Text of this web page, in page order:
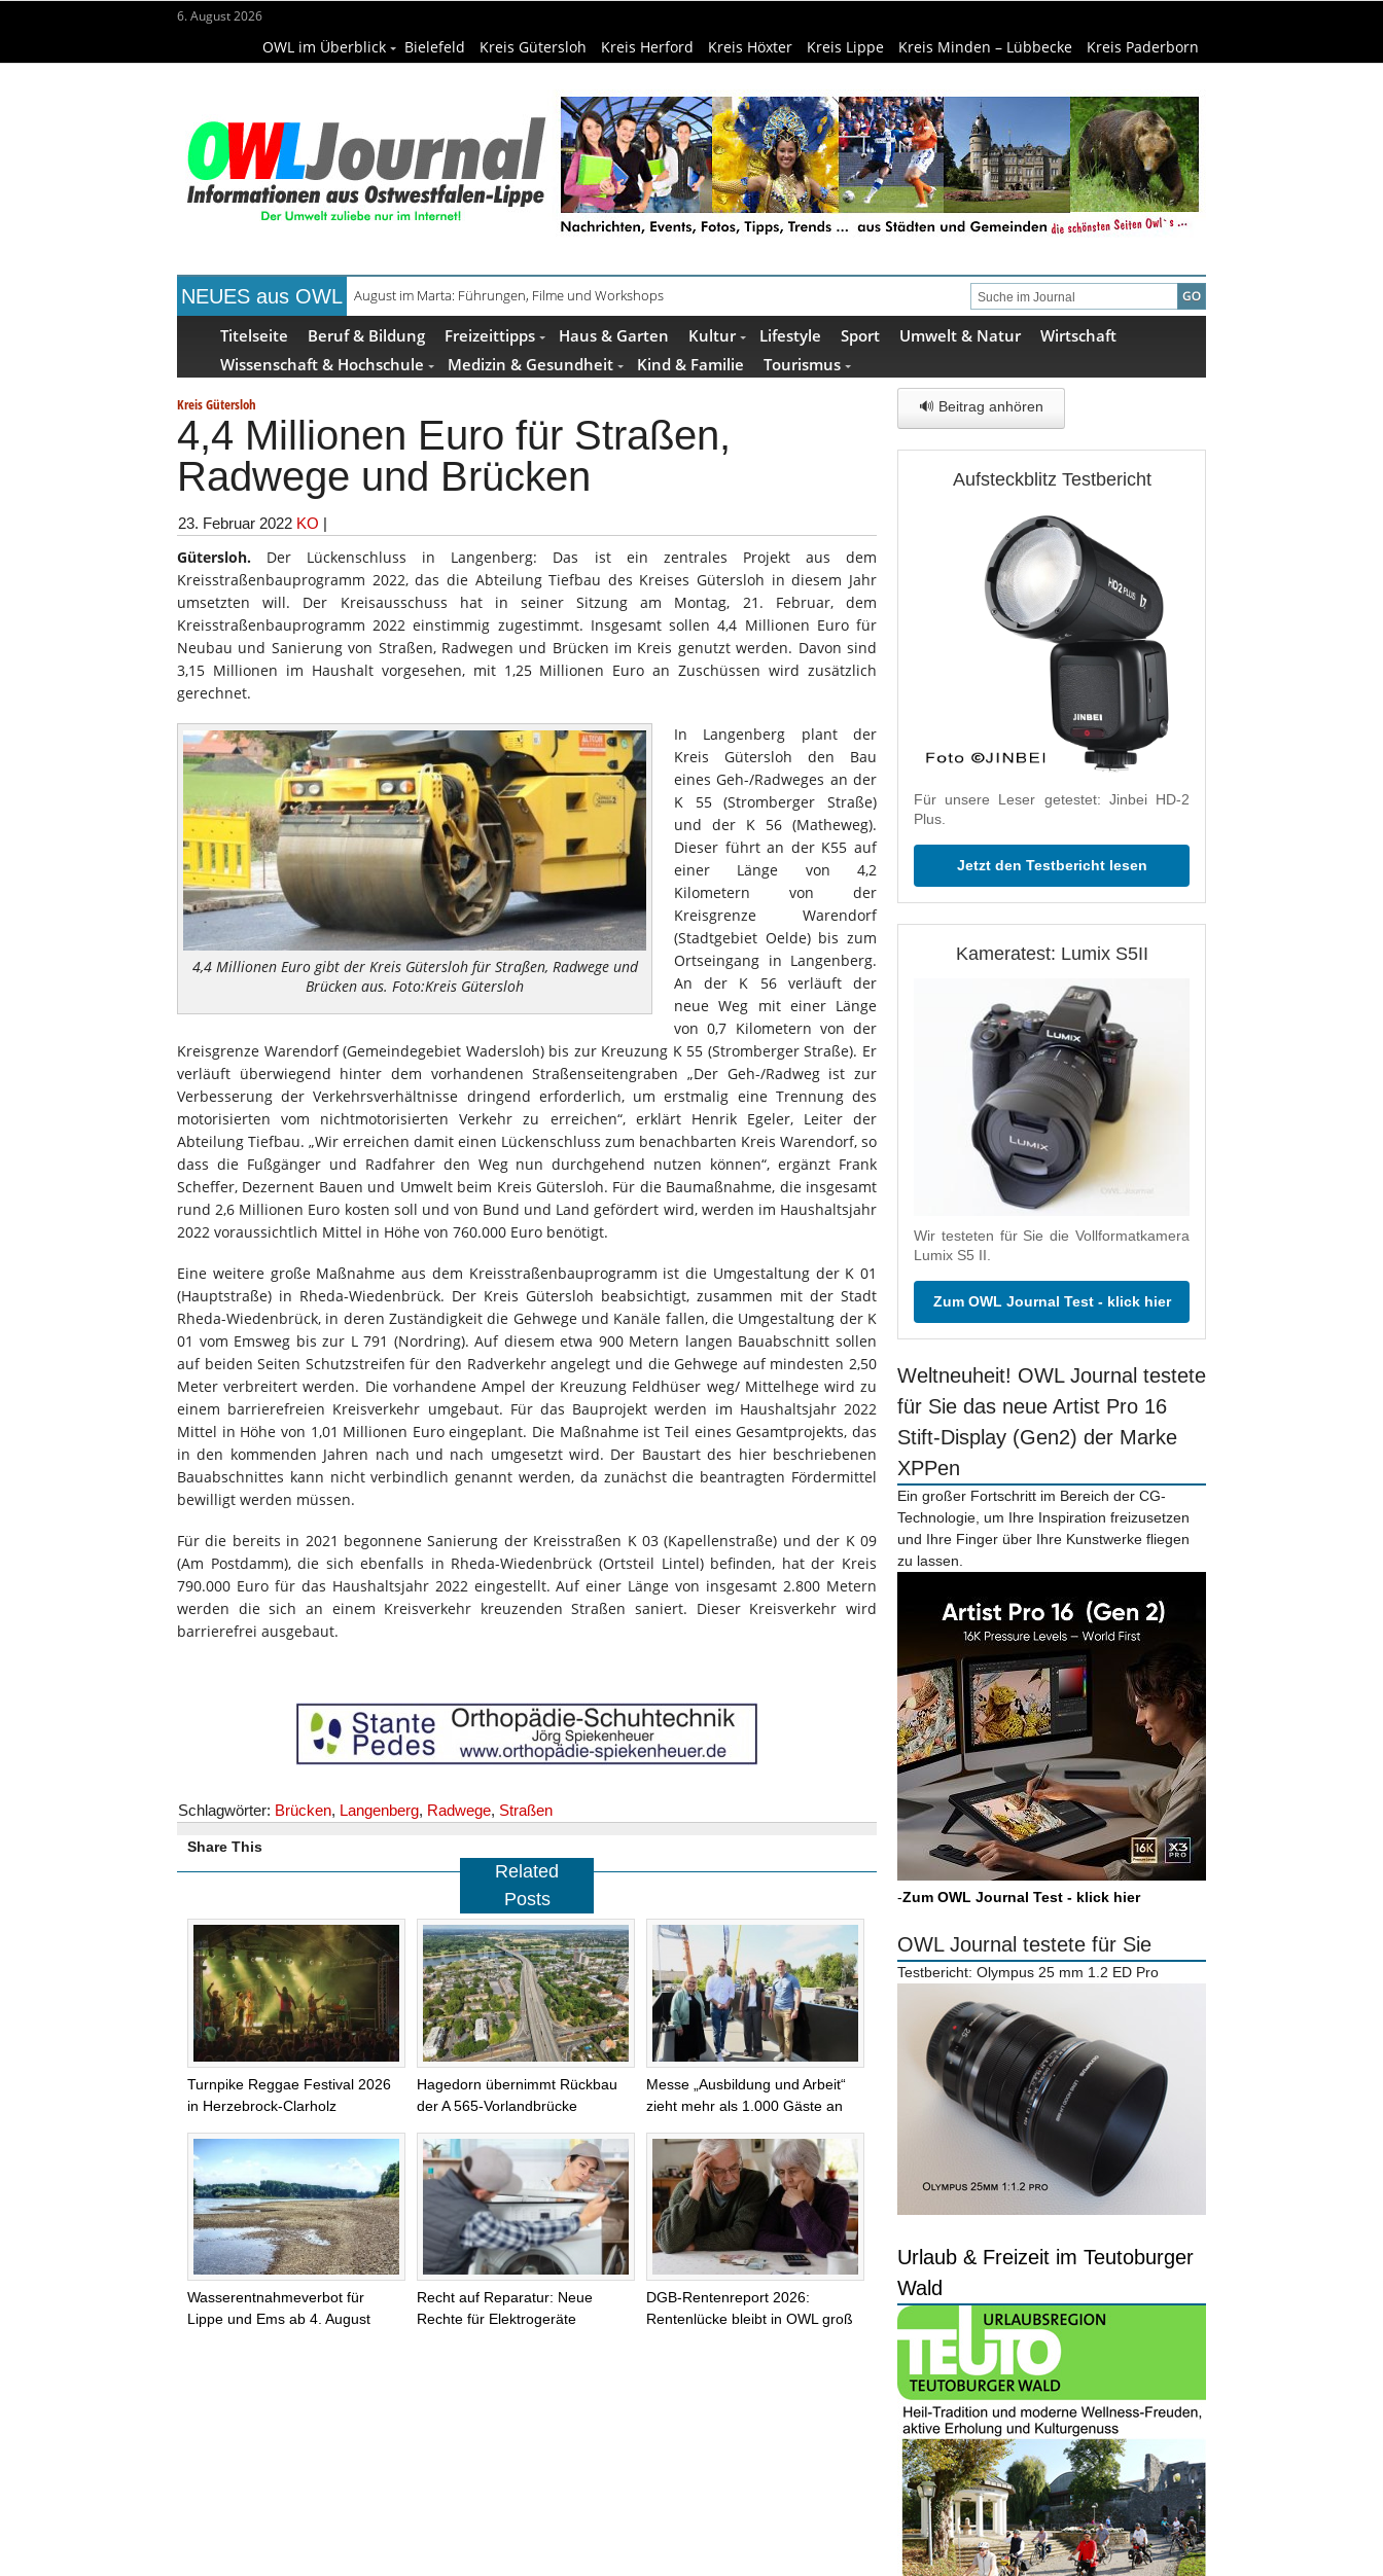
6. August 2026
OWL im Überblick Bielefeld Kreis Gütersloh Kreis Herford Kreis Höxter Kreis Lippe Kreis Minden – Lübbecke Kreis Paderborn
NEUES aus OWL Frühaufsteher-Führung im Mindener Museum am 13. August
Titelseite Beruf & Bildung Freizeittipps Haus & Garten Kultur Lifestyle Sport Umwelt & Natur
Wirtschaft
Wissenschaft & Hochschule
Medizin & Gesundheit Kind & Familie Tourismus
Kreis Gütersloh
4,4 Millionen Euro für Straßen,
Radwege und Brücken
23. Februar 2022 KO |
Gütersloh. Der Lückenschluss in Langenberg: Das ist ein zentrales Projekt aus dem
Kreisstraßenbauprogramm 2022, das die Abteilung Tiefbau des Kreises Gütersloh in diesem Jahr
umsetzten will. Der Kreisausschuss hat in seiner Sitzung am Montag, 21. Februar, dem
Kreisstraßenbauprogramm 2022 einstimmig zugestimmt. Insgesamt sollen 4,4 Millionen Euro für
Neubau und Sanierung von Straßen, Radwegen und Brücken im Kreis genutzt werden. Davon sind
3,15 Millionen im Haushalt vorgesehen, mit 1,25 Millionen Euro an Zuschüssen wird zusätzlich
gerechnet.
4,4 Millionen Euro gibt der Kreis Gütersloh für Straßen, Radwege und
Brücken aus. Foto:Kreis Gütersloh
In Langenberg plant der
Kreis Gütersloh den Bau
eines Geh-/Radweges an der
K 55 (Stromberger Straße)
und der K 56 (Matheweg).
Dieser führt an der K55 auf
einer Länge von 4,2
Kilometern von der
Kreisgrenze Warendorf
(Stadtgebiet Oelde) bis zum
Ortseingang in Langenberg.
An der K 56 verläuft der
neue Weg mit einer Länge
von 0,7 Kilometern von der
Kreisgrenze Warendorf (Gemeindegebiet Wadersloh) bis zur Kreuzung K 55 (Stromberger Straße). Er
verläuft überwiegend hinter dem vorhandenen Straßenseitengraben „Der Geh-/Radweg ist zur
Verbesserung der Verkehrsverhältnisse dringend erforderlich, um erstmalig eine Trennung des
motorisierten vom nichtmotorisierten Verkehr zu erreichen“, erklärt Henrik Egeler, Leiter der
Abteilung Tiefbau. „Wir erreichen damit einen Lückenschluss zum benachbarten Kreis Warendorf, so
dass die Fußgänger und Radfahrer den Weg nun durchgehend nutzen können“, ergänzt Frank
Scheffer, Dezernent Bauen und Umwelt beim Kreis Gütersloh. Für die Baumaßnahme, die insgesamt
rund 2,6 Millionen Euro kosten soll und von Bund und Land gefördert wird, werden im Haushaltsjahr
2022 voraussichtlich Mittel in Höhe von 760.000 Euro benötigt.
Eine weitere große Maßnahme aus dem Kreisstraßenbauprogramm ist die Umgestaltung der K 01
(Hauptstraße) in Rheda-Wiedenbrück. Der Kreis Gütersloh beabsichtigt, zusammen mit der Stadt
Rheda-Wiedenbrück, in deren Zuständigkeit die Gehwege und Kanäle fallen, die Umgestaltung der K
01 vom Emsweg bis zur L 791 (Nordring). Auf diesem etwa 900 Metern langen Bauabschnitt sollen
auf beiden Seiten Schutzstreifen für den Radverkehr angelegt und die Gehwege auf mindesten 2,50
Meter verbreitert werden. Die vorhandene Ampel der Kreuzung Feldhüser weg/ Mittelhege wird zu
einem barrierefreien Kreisverkehr umgebaut. Für das Bauprojekt werden im Haushaltsjahr 2022
Mittel in Höhe von 1,01 Millionen Euro eingeplant. Die Maßnahme ist Teil eines Gesamtprojekts, das
in den kommenden Jahren nach und nach umgesetzt wird. Der Baustart des hier beschriebenen
Bauabschnittes kann nicht verbindlich genannt werden, da zunächst die beantragten Fördermittel
bewilligt werden müssen.
Für die bereits in 2021 begonnene Sanierung der Kreisstraßen K 03 (Kapellenstraße) und der K 09
(Am Postdamm), die sich ebenfalls in Rheda-Wiedenbrück (Ortsteil Lintel) befinden, hat der Kreis
790.000 Euro für das Haushaltsjahr 2022 eingestellt. Auf einer Länge von insgesamt 2.800 Metern
werden die sich an einem Kreisverkehr kreuzenden Straßen saniert. Dieser Kreisverkehr wird
barrierefrei ausgebaut.
Schlagwörter: Brücken, Langenberg, Radwege, Straßen
Share This
Related
Posts
Turnpike Reggae Festival 2026
in Herzebrock-Clarholz
Hagedorn übernimmt Rückbau
der A 565-Vorlandbrücke
Messe „Ausbildung und Arbeit“
zieht mehr als 1.000 Gäste an
Wasserentnahmeverbot für
Lippe und Ems ab 4. August
Recht auf Reparatur: Neue
Rechte für Elektrogeräte
DGB-Rentenreport 2026:
Rentenlücke bleibt in OWL groß
🔊 Beitrag anhören
Aufsteckblitz Testbericht
Für unsere Leser getestet: Jinbei HD-2
Plus.
Jetzt den Testbericht lesen
Kameratest: Lumix S5II
Wir testeten für Sie die Vollformatkamera
Lumix S5 II.
Zum OWL Journal Test - klick hier
Weltneuheit! OWL Journal testete
für Sie das neue Artist Pro 16
Stift-Display (Gen2) der Marke
XPPen
Ein großer Fortschritt im Bereich der CG-
Technologie, um Ihre Inspiration freizusetzen
und Ihre Finger über Ihre Kunstwerke fliegen
zu lassen.
-Zum OWL Journal Test - klick hier
OWL Journal testete für Sie
Testbericht: Olympus 25 mm 1.2 ED Pro
Urlaub & Freizeit im Teutoburger
Wald